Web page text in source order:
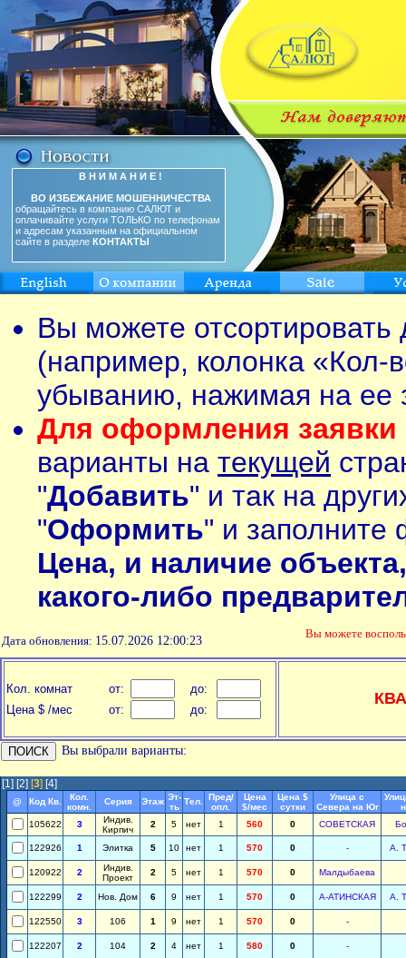
В Н И М А Н И Е !
ВО ИЗБЕЖАНИЕ МОШЕННИЧЕСТВА
обращайтесь в компанию САЛЮТ и
оплачивайте услуги ТОЛЬКО по телефонам
и адресам указанным на официальном
сайте в разделе КОНТАКТЫ
Вы можете
(например, колонка «Кол-
убыванию, нажимая на ее
Для оформления заявки
варианты на текущей
"Добавить" и так на
"Оформить" и заполните
Цена, и наличие
какого-либо
Дата обновления: 15.07.2026 12:00:23
Вы можете
Кол. комнат от:
до:
Цена $ /мес
от: до:
Вы выбрали варианты:
[1] [2] [3] [4]
@ Код Кв.
Кол.
комн.
Серия Этаж Эт-
ть
Тел.
Пред/
опл.
Цена
$/мес
Цена $
сутки
Улица с
Севера на Юг
105622
3
Индив.
Кирпич
2 5 нет 1 560 0 СОВЕТСКАЯ
122926 1 Элитка 5 10 нет 1 570 0 - А.
120922 2
Индив.
Проект
2 5 нет 1 570 0 Малдыбаева
122299 2 Нов. Дом 6 9 нет 1 570 0 А-АТИНСКАЯ А.
122550 3 106 1 9 нет 1 570 0 -
122207 2 104 2 4 нет 1 580 0 -